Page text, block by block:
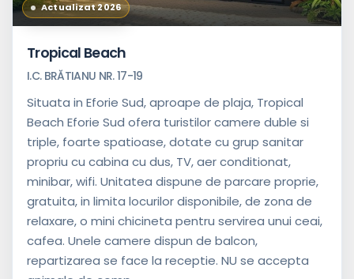
Acceptă
tichete
vacanță
Are
până
la
plajă
Acces
la
bucatarie
Parcare
Internet
Living
Actualizat 2026
Tropical Beach
I.C. BRĂTIANU NR. 17-19
Situata in Eforie Sud, aproape de plaja, Tropical
Beach Eforie Sud ofera turistilor camere duble si
triple, foarte spatioase, dotate cu grup sanitar
propriu cu cabina cu dus, TV, aer conditionat,
minibar, wifi. Unitatea dispune de parcare proprie,
gratuita, in limita locurilor disponibile, de zona de
relaxare, o mini chicineta pentru servirea unui ceai,
cafea. Unele camere dispun de balcon,
repartizarea se face la receptie. NU se accepta